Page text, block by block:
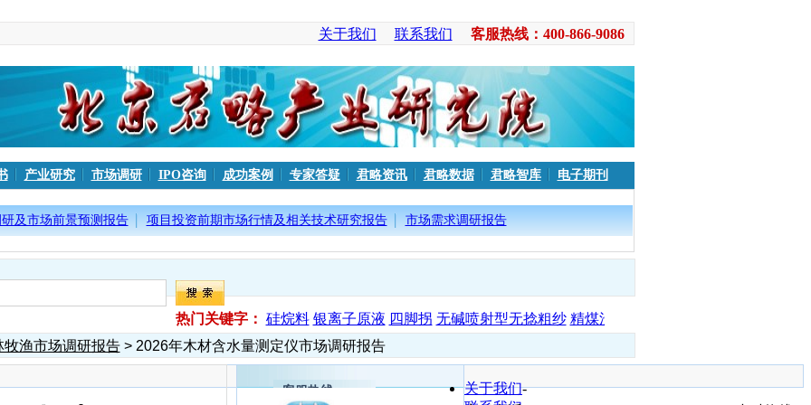
客服热线：400-866-9086
联系我们
关于我们
产业研究 市场调研 IPO咨询 成功案例 专家答疑 君略资讯 君略数据 君略智库 电子期刊
及市场前景预测报告 项目投资前期市场行情及相关技术研究报告 市场需求调研报告
热门关键字： 硅烷料 银离子原液 四脚拐 无碱喷射型无捻粗纱 精煤洗选
牧渔市场调研报告> 2026年木材含水量测定仪市场调研报告
客服热线 关于我们-